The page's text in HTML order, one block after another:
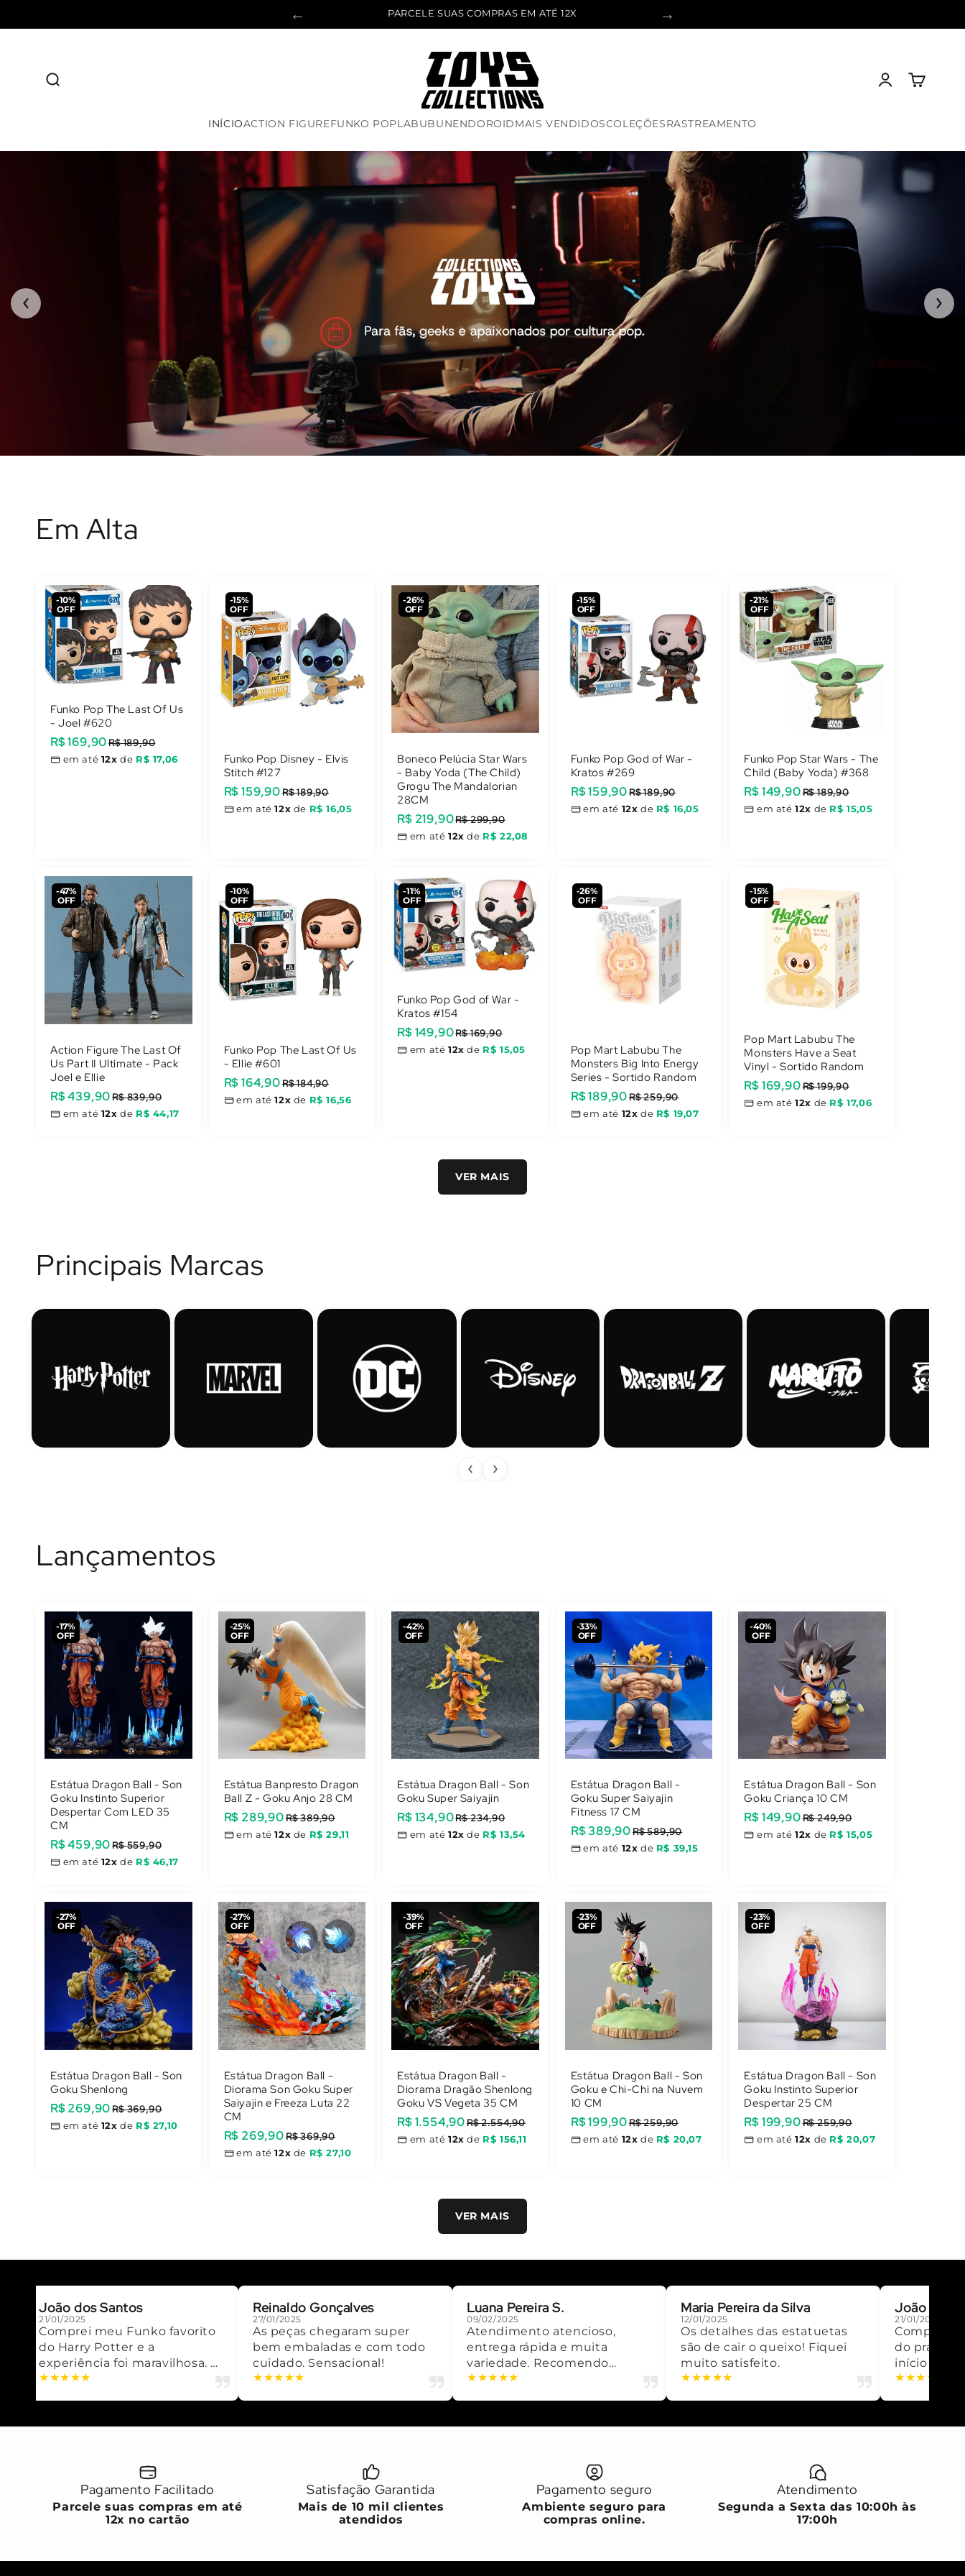
conteúdo
← FRETE GRÁTIS PARA TODO O BRASIL →
INÍCIOACTION FIGUREFUNKO POPLABUBUNENDOROIDMAIS VENDIDOSCOLEÇÕESRASTREAMENTO
Fazer
login
Carrinho
Em Alta
-10%
OFF
Funko Pop The Last Of Us
- Joel #620
Preço
promocional
R$ 169,90
Preço
normal
R$ 189,90
em até 12x de R$ 17,06
-15%
OFF
Funko Pop Disney - Elvis
Stitch #127
Preço
promocional
R$ 159,90
Preço
normal
R$ 189,90
em até12x de R$ 16,05
-26%
OFF
Boneco Pelúcia Star Wars
- Baby Yoda (The Child)
Grogu The Mandalorian
28CM
Preço
promocional
R$ 219,90
Preço
normal
R$ 299,90
em até 12x de R$ 22,08
-15%
OFF
Funko Pop God of War -
Kratos #269
Preço
promocional
R$ 159,90
Preço
normal
R$ 189,90
em até 12x de R$ 16,05
-21%
OFF
Funko Pop Star Wars - The
Child (Baby Yoda) #368
Preço
promocional
R$ 149,90
Preço
normal
R$ 189,90
em até12x de R$ 15,05
-47%
OFF
Action Figure The Last Of
Us Part II Ultimate - Pack
Joel e Ellie
Preço
promocional
R$ 439,90
Preço
normal
R$ 839,90
em até 12x de R$ 44,17
-10%
OFF
Funko Pop The Last Of Us
- Ellie #601
Preço
promocional
R$ 164,90
Preço
normal
R$ 184,90
em até12x de R$ 16,56
-11%
OFF
Funko Pop God of War -
Kratos #154
Preço
promocional
R$ 149,90
Preço
normal
R$ 169,90
em até 12x de R$ 15,05
-26%
OFF
Pop Mart Labubu The
Monsters Big Into Energy
Series - Sortido Random
Preço
promocional
R$ 189,90
Preço
normal
R$ 259,90
em até 12x de R$ 19,07
-15%
OFF
Pop Mart Labubu The
Monsters Have a Seat
Vinyl - Sortido Random
Preço
promocional
R$ 169,90
Preço
normal
R$ 199,90
em até12x de R$ 17,06
VER MAIS
Principais Marcas
Lançamentos
-17%
OFF
Estátua Dragon Ball - Son
Goku Instinto Superior
Despertar Com LED 35
CM
Preço
promocional
R$ 459,90
Preço
normal
R$ 559,90
em até 12x de R$ 46,17
-25%
OFF
Estátua Banpresto Dragon
Ball Z - Goku Anjo 28 CM
Preço
promocional
R$ 289,90
Preço
normal
R$ 389,90
em até12x de R$ 29,11
-42%
OFF
Estátua Dragon Ball - Son
Goku Super Saiyajin
Preço
promocional
R$ 134,90
Preço
normal
R$ 234,90
em até 12x de R$ 13,54
-33%
OFF
Estátua Dragon Ball -
Goku Super Saiyajin
Fitness 17 CM
Preço
promocional
R$ 389,90
Preço
normal
R$ 589,90
em até 12x de R$ 39,15
-40%
OFF
Estátua Dragon Ball - Son
Goku Criança 10 CM
Preço
promocional
R$ 149,90
Preço
normal
R$ 249,90
em até12x de R$ 15,05
-27%
OFF
Estátua Dragon Ball - Son
Goku Shenlong
Preço
promocional
R$ 269,90
Preço
normal
R$ 369,90
em até 12x de R$ 27,10
-27%
OFF
Estátua Dragon Ball -
Diorama Son Goku Super
Saiyajin e Freeza Luta 22
CM
Preço
promocional
R$ 269,90
Preço
normal
R$ 369,90
em até12x de R$ 27,10
-39%
OFF
Estátua Dragon Ball -
Diorama Dragão Shenlong
Goku VS Vegeta 35 CM
Preço
promocional
R$ 1.554,90
Preço
normal
R$ 2.554,90
em até 12x de R$ 156,11
-23%
OFF
Estátua Dragon Ball - Son
Goku e Chi-Chi na Nuvem
10 CM
Preço
promocional
R$ 199,90
Preço
normal
R$ 259,90
em até 12x de R$ 20,07
-23%
OFF
Estátua Dragon Ball - Son
Goku Instinto Superior
Despertar 25 CM
Preço
promocional
R$ 199,90
Preço
normal
R$ 259,90
em até12x de R$ 20,07
VER MAIS
João dos Santos
21/01/2025
Comprei meu Funko favorito
do Harry Potter e a
experiência foi maravilhosa. Já
quero mais!
★★★★★
Reinaldo Gonçalves
27/01/2025
As peças chegaram super
bem embaladas e com todo
cuidado. Sensacional!
★★★★★
Luana Pereira S.
09/02/2025
Atendimento atencioso,
entrega rápida e muita
variedade. Recomendo
demais!
★★★★★
Maria Pereira da Silva
12/01/2025
Os detalhes das estatuetas
são de cair o queixo! Fiquei
muito satisfeito.
★★★★★
João dos
21/01/2025
Compra
do prazo.
início ao
★★★★
Pagamento Facilitado
Parcele suas compras em até
12x no cartão
Satisfação Garantida
⁠Mais de 10 mil clientes
atendidos
Pagamento seguro
Ambiente seguro para
compras online.
Atendimento
Segunda a Sexta das 10:00h às
17:00h